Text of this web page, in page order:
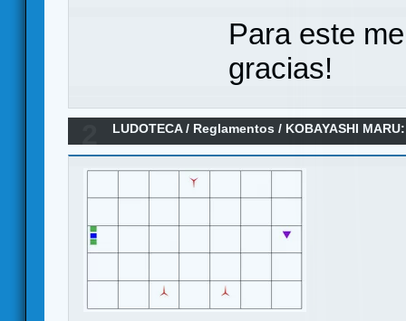
Para este
gracias!
LUDOTECA/ Reglamentos / KOBAYASHI
Reglamento en español